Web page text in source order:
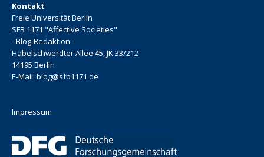
Kontakt
Freie Universität Berlin
SFB 1171 "Affective Societies"
- Blog-Redaktion -
Habelschwerdter Allee 45, JK 33/212
14195 Berlin
E-Mail: blog@sfb1171.de
Impressum